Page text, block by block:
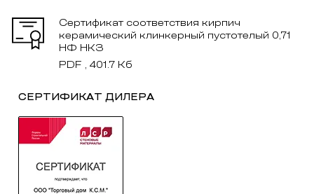
Сертификат соответствия кирпич
керамический клинкерный пустотелый 0,71
НФ НКЗ
PDF , 401.7 Кб
СЕРТИФИКАТ ДИЛЕРА